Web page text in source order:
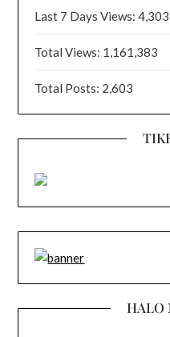
Last 7 Days Views:4,303
Total Views: 1,161,383
Total Posts: 2,603
HALO